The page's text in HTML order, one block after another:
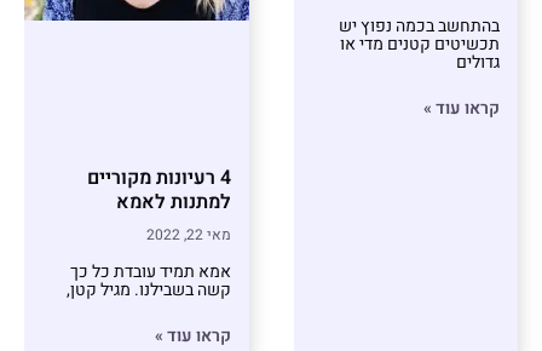
בהתחשב בכמה נפוץ יש
תכשיטים קטנים מדי או
גדולים
קראו עוד »
4 רעיונות מקוריים
למתנות לאמא
מאי 22, 2022
אמא תמיד עובדת כל כך
קשה בשבילנו. מגיל קטן,
קראו עוד »